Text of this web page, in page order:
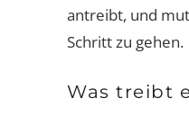
antreibt, und
Schritt zu gehen.
Was treibt